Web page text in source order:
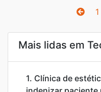
1
Mais lidas em
1. Clínica de